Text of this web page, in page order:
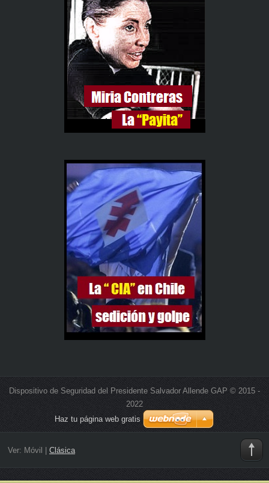
Dispositivo de Seguridad del Presidente Salvador Allende GAP © 2015 -
2022
Haz tu página web gratis
Ver: Móvil Clásica